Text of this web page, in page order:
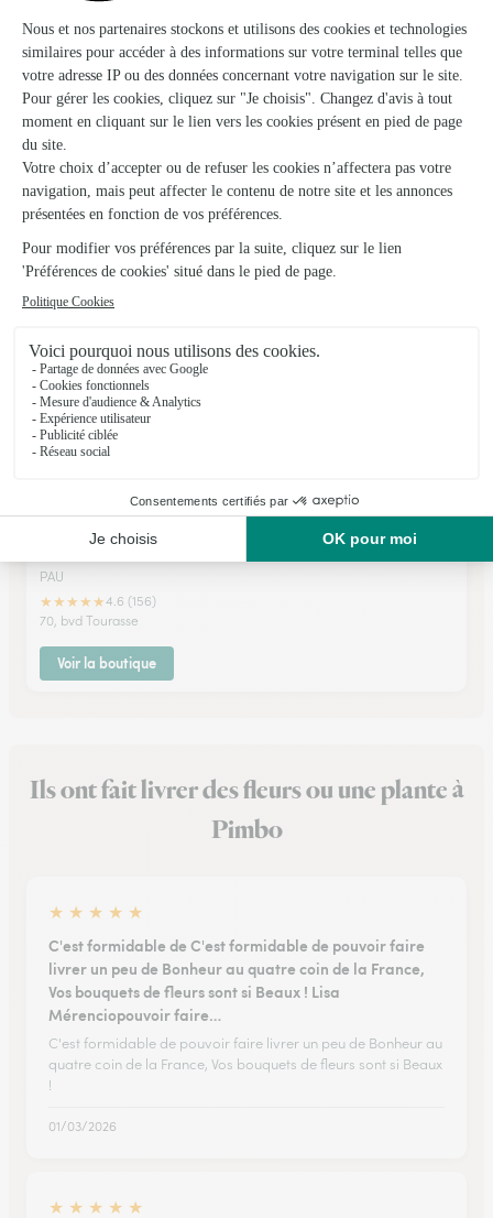
Monceau Fleurs
PAU
★ ★★★★4.3 (129)
150 avenue Alfred Nobel
Voir la boutique
Mikedelacaze Cote Fleuri
PAU
★★★★★4.6 (156)
70, bvd Tourasse
Voir la boutique
Ils ont fait livrer des fleurs ou une plante à
Pimbo
★ ★ ★ ★ ★
C'est formidable de C'est formidable de pouvoir faire
livrer un peu de Bonheur au quatre coin de la France,
Vos bouquets de fleurs sont si Beaux ! Lisa
Mérenciopouvoir faire…
C'est formidable de pouvoir faire livrer un peu de Bonheur au
quatre coin de la France, Vos bouquets de fleurs sont si Beaux
!
01/03/2026
★ ★ ★ ★ ★